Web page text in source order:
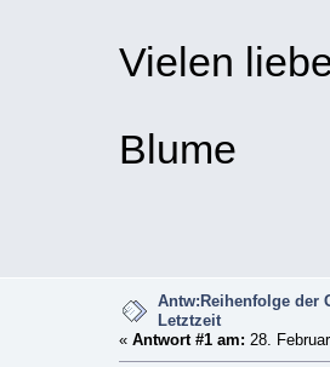
Vielen
Blume
Antw:Reihenfolge der
Letztzeit
« Antwort #1 am: 28.